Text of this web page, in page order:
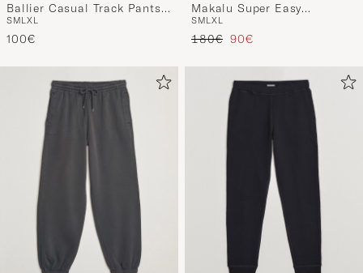
Ballier Casual Track Pants
Black
SMLXL
100€
Makalu Super Easy
Sweatpants Black
SMLXL
Regulärer Preis
180€ Reduzierter Preis
90€